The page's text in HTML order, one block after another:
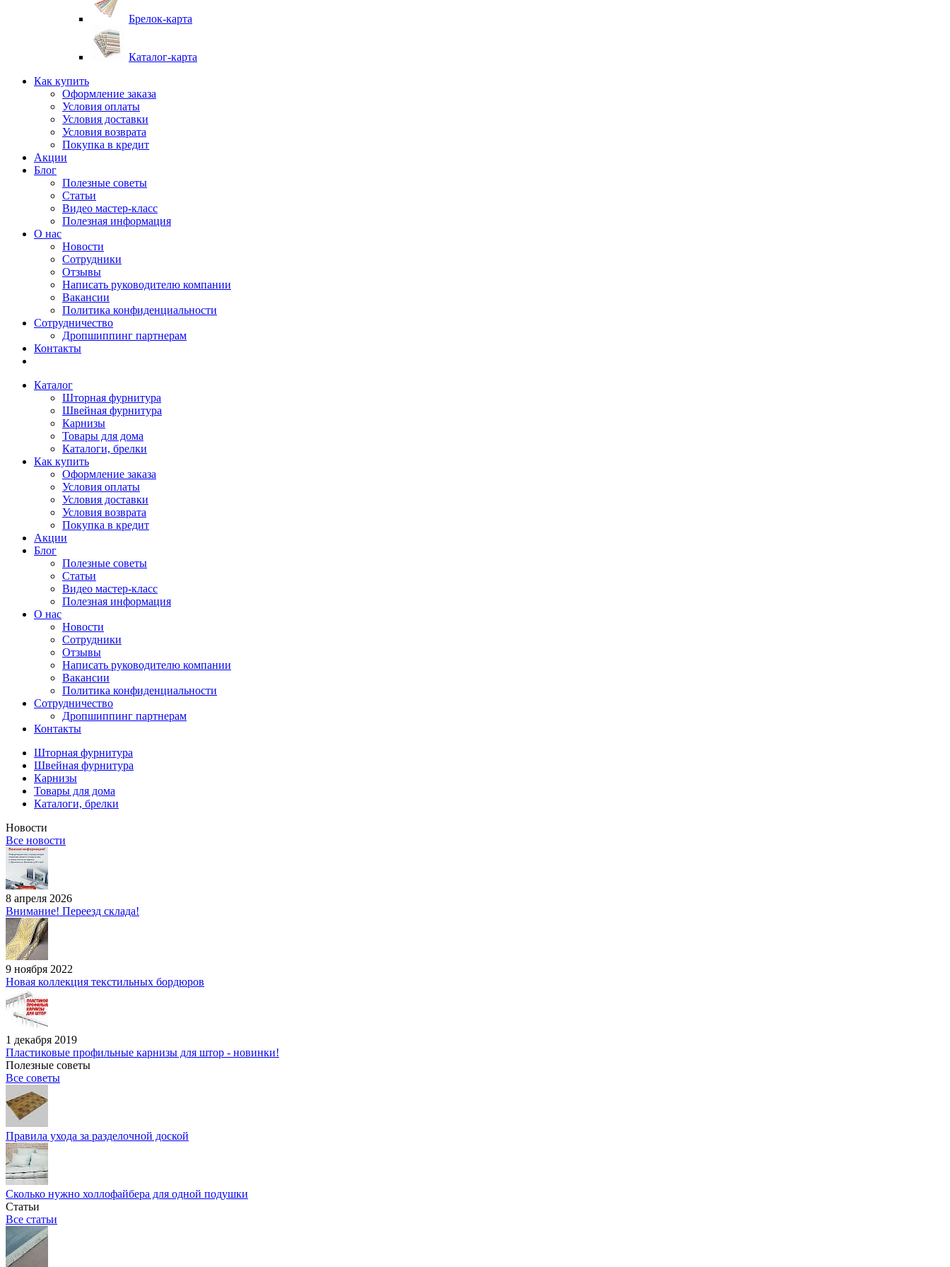
Брелок-карта
Каталог-карта
Как купить
Оформление заказа
Условия оплаты
Условия доставки
Условия возврата
Покупка в кредит
Акции
Блог
Полезные советы
Статьи
Видео мастер-класс
Полезная информация
О нас
Новости
Сотрудники
Отзывы
Написать руководителю компании
Вакансии
Политика конфиденциальности
Сотрудничество
Дропшиппинг партнерам
Контакты
Каталог
Шторная фурнитура
Швейная фурнитура
Карнизы
Товары для дома
Каталоги, брелки
Как купить
Оформление заказа
Условия оплаты
Условия доставки
Условия возврата
Покупка в кредит
Акции
Блог
Полезные советы
Статьи
Видео мастер-класс
Полезная информация
О нас
Новости
Сотрудники
Отзывы
Написать руководителю компании
Вакансии
Политика конфиденциальности
Сотрудничество
Дропшиппинг партнерам
Контакты
Шторная фурнитура
Швейная фурнитура
Карнизы
Товары для дома
Каталоги, брелки
Новости
Все новости
8 апреля 2026
Внимание! Переезд склада!
9 ноября 2022
Новая коллекция текстильных бордюров
1 декабря 2019
Пластиковые профильные карнизы для штор - новинки!
Полезные советы
Все советы
Правила ухода за разделочной доской
Сколько нужно холлофайбера для одной подушки
Статьи
Все статьи